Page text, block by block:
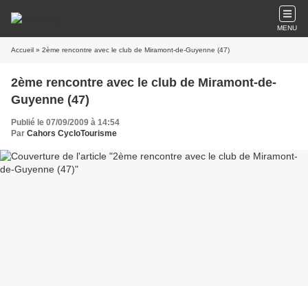
MENU
Accueil » 2ème rencontre avec le club de Miramont-de-Guyenne (47)
2ème rencontre avec le club de Miramont-de-
Guyenne (47)
Publié le 07/09/2009 à 14:54
Par Cahors CycloTourisme